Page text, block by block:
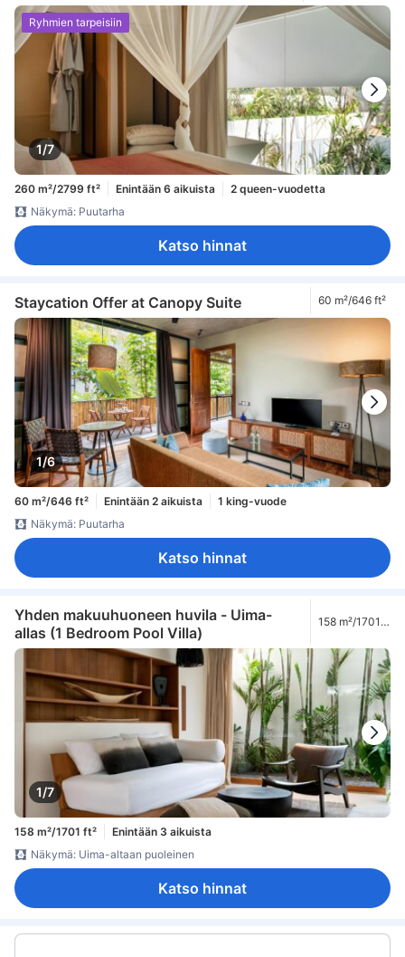
1/7
Ryhmien tarpeisiin
260 m²/2799 ft² Enintään 6 aikuista
2 queen-vuodetta
Näkymä: Puutarha
Katso hinnat
Staycation Offer at Canopy Suite 60 m²/646 ft²
1/6
60 m²/646 ft² Enintään 2 aikuista
1 king-vuode
Näkymä: Puutarha
Katso hinnat
Yhden makuuhuoneen huvila - Uima-
allas (1 Bedroom Pool Villa)
158 m²/1701
1/7
158 m²/1701 ft²
Enintään 3 aikuista
Näkymä: Uima-altaan puoleinen
Katso hinnat